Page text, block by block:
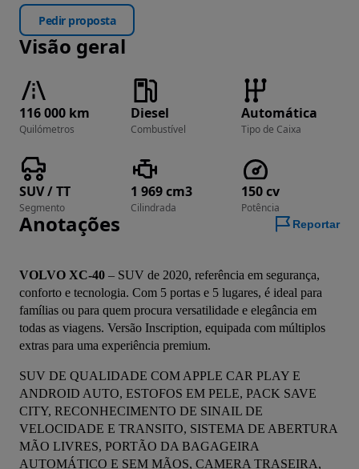
Pedir proposta
Visão geral
116 000 km
Quilómetros
Diesel
Combustível
Automática
Tipo de Caixa
SUV / TT
Segmento
1 969 cm3
Cilindrada
150 cv
Potência
Anotações Reportar
VOLVO XC-40 – SUV de 2020, referência em segurança,
conforto e tecnologia. Com 5 portas e 5 lugares, é ideal para
famílias ou para quem procura versatilidade e elegância em
todas as viagens. Versão Inscription, equipada com múltiplos
extras para uma experiência premium.
SUV DE QUALIDADE COM APPLE CAR PLAY E
ANDROID AUTO, ESTOFOS EM PELE, PACK SAVE
CITY, RECONHECIMENTO DE SINAIL DE
VELOCIDADE E TRANSITO, SISTEMA DE ABERTURA
MÃO LIVRES, PORTÃO DA BAGAGEIRA
AUTOMÁTICO E SEM MÃOS, CAMERA TRASEIRA,